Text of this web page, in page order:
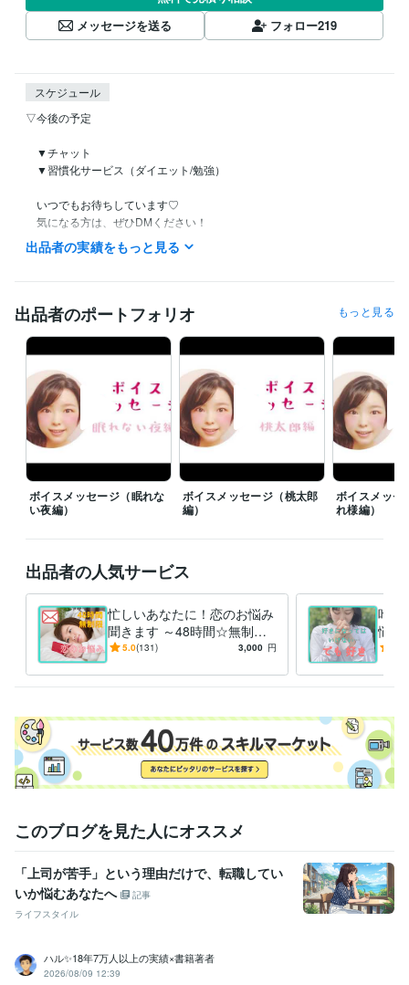
メッセージを送る
フォロー219
スケジュール
▽今後の予定
▼チャット
▼習慣化サービス（ダイエット/勉強）
いつでもお待ちしています♡
気になる方は、ぜひDMください！
୨୧┈┈┈┈┈┈┈┈┈┈┈┈┈┈┈┈┈୨୧
直近毎日予定が詰まっているため
新規の方はお断りしております(´;ω;`)
今までご購入いただいたお客様のみ、
事前予約の上で受け付けてます◎
※すごくたま〜に待機してます♩
心を癒すなんでも相談屋♩ 取得年 : 2019年
困ったときについ頼りたくなる令和のドラえもん^^ 取得年 : 2019年
住まい・美容・生活相談 新しく始めたことを習慣にすること♩
悩み相談・カウンセリング
出品者の実績をもっと見る
出品者のポートフォリオ もっと見る
ボイスメッセージ（眠れな
い夜編）
ボイスメッセージ（桃太郎
編）
ボイスメッセ
れ様編）
出品者の人気サービス
忙しいあなたに！恋のお悩み
聞きます ～48時間☆無制
限！チャットで恋愛相談♩
5.0(131) 3,000 円
叶わ
悩み
ては
このブログを見た人にオススメ
「上司が苦手」という理由だけで、転職してい
いか悩むあなたへ
記事
ライフスタイル
ハル✨18年7万人以上の実績×書籍著者
2026/08/09 12:39